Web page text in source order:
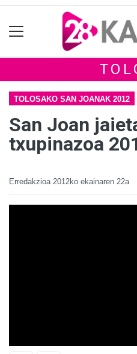
TOLOSAKO SAN JOANAK 2012
San Joan
txupinazoa
Erredakzioa 2012ko ekainaren 22a